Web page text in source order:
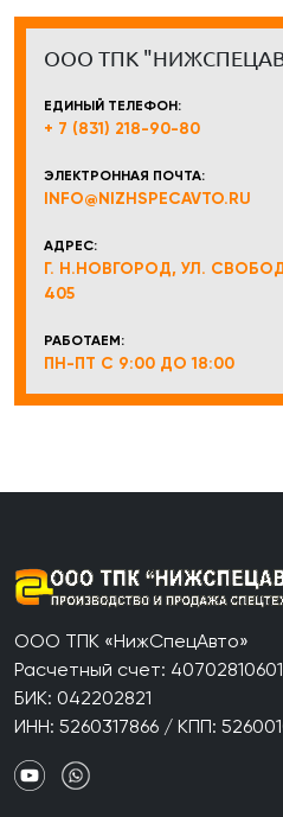
ООО ТПК
ЕДИНЫЙ ТЕЛЕФОН:
+ 7 (831) 218-90-80
ЭЛЕКТРОННАЯ ПОЧТА:
INFO@NIZHSPECAVTO.RU
АДРЕС:
Г. Н.НОВГОРОД, УЛ.
405
РАБОТАЕМ:
ПН-ПТ С 9:00 ДО 18:00
ООО ТПК «НижСпецАвто»
Расчетный счет:
БИК: 042202821
ИНН: 5260317866 / КПП: